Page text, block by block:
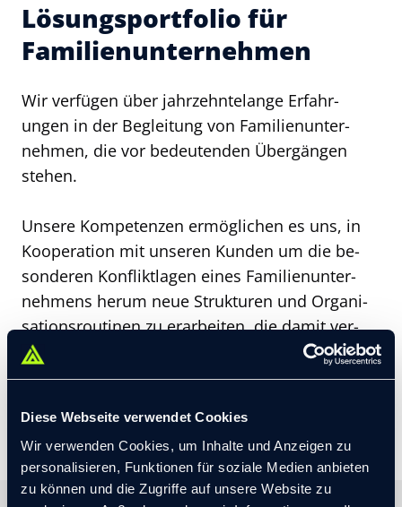
Diese Webseite verwendet Cookies
Wir verwenden Cookies, um Inhalte und Anzeigen zu
personalisieren, Funktionen für soziale Medien anbieten
zu können und die Zugriffe auf unsere Website zu
Lösungsportfolio für
Familienunternehmen
Wir ver­fü­gen über jahr­zehn­te­lange Er­fahr­
ungen in der Be­glei­tung von Fa­mi­li­en­­un­ter­­
nehm­en, die vor be­­deu­ten­den Über­gängen
stehen.
Unsere Kom­pe­ten­zen er­mög­lichen es uns, in
Ko­operation mit unseren Kun­den um die be­
son­deren Kon­fliktl­agen eines Familien­unter­
nehmens herum neue Struk­­tu­ren und Or­ga­ni­
sa­tions­routinen zu er­ar­bei­ten, die damit ver­
bun­denen funktionalen Heraus­forderungen zu
kon­kre­ti­sie­ren und diese in An­forderungs­